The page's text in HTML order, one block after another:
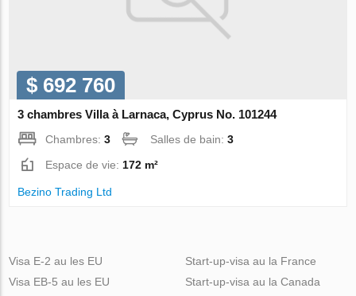
$ 692 760
3 chambres Villa à Larnaca, Cyprus No. 101244
Chambres:3 Salles de bain:3
Espace de vie: 172 m²
Bezino Trading Ltd
Visa E-2 au les EU
Visa EB-5 au les EU
Start-up-visa au la France
Start-up-visa au la Canada